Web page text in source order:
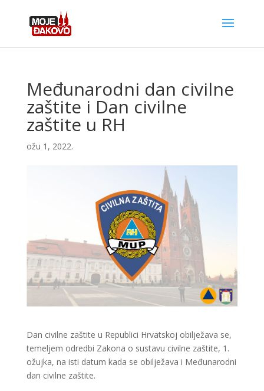
Međunarodni dan civilne
zaštite i Dan civilne
zaštite u RH
ožu 1, 2022.
Dan civilne zaštite u Republici Hrvatskoj obilježava se,
temeljem odredbi Zakona o sustavu civilne zaštite, 1.
ožujka, na isti datum kada se obilježava i Međunarodni
dan civilne zaštite.